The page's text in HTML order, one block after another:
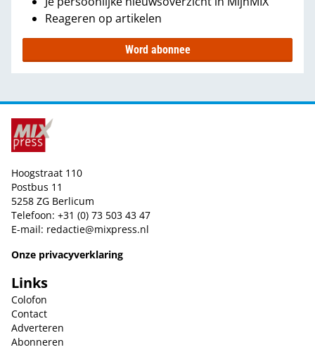
Reageren op artikelen
Word abonnee
Hoogstraat 110
Postbus 11
5258 ZG Berlicum
Telefoon: +31 (0) 73 503 43 47
E-mail: redactie@mixpress.nl
Onze privacyverklaring
Links
Colofon
Contact
Adverteren
Abonneren